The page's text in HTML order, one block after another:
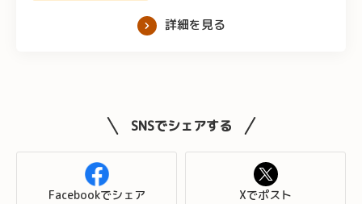
詳細を見る
SNSでシェアする
Facebookでシェア Xでポスト